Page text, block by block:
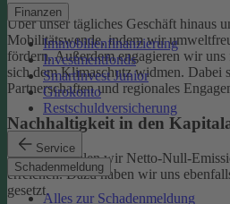
Finanzen
Immobilienfinanzierung
Investmentfonds
SmartInvest Junior
Girokonto
Restschuldversicherung
Service
Schadenmeldung
Alles zur Schadenmeldung
Über unser tägliches Geschäft hinaus
Mobilitätswende, indem wir
fördern. Außerdem engagieren wir
sich dem Klimaschutz widmen. Dabei
Partnerschaften und regionales
Nachhaltigkeit in den
Bis 2050 wollen wir Netto-Null-
erreichen. Dazu haben wir uns
gesetzt.